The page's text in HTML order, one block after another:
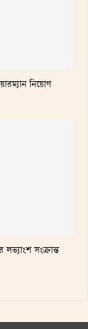
নিয়োগ
লভ্যাংশ সংক্রান্ত